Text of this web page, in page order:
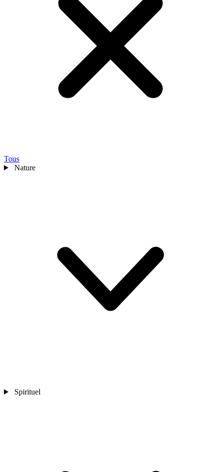
Tous
Nature
Spirituel